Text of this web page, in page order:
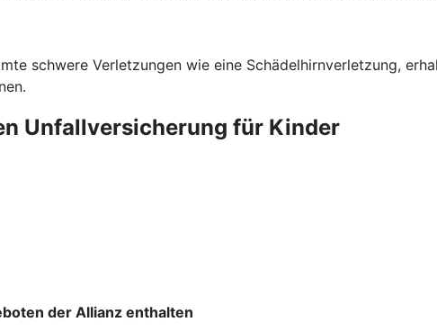
schwere Verletzungen wie eine Schädelhirnverletzung,
Unfallversicherung für Kinder
der Allianz enthalten